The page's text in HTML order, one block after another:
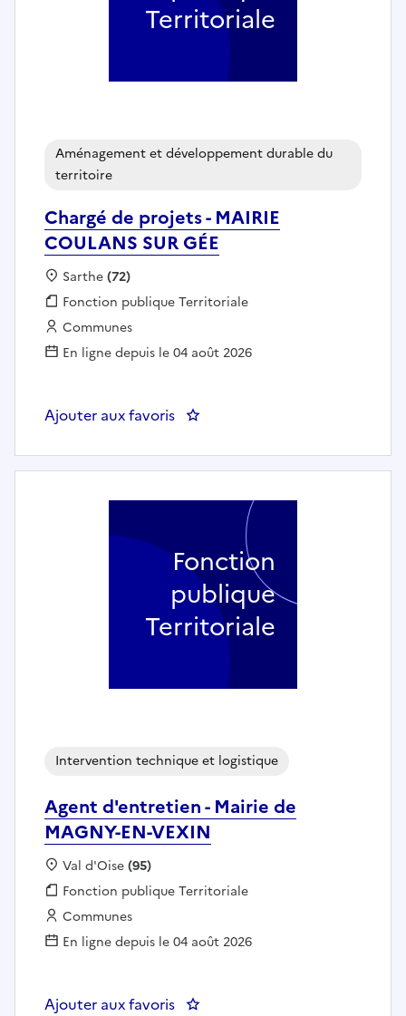
Chargé de projets - MAIRIE
COULANS SUR GÉE
Aménagement et développement durable du
territoire
Localisation :
Sarthe(72)
Fonction publique :
Fonction publique Territoriale
Employeur :
Communes
En ligne depuis le 04 août 2026
Ajouter aux favoris : Chargé de projets - MAIRIE
Territoriale
Agent d'entretien - Mairie de
MAGNY-EN-VEXIN
Intervention technique et logistique
Localisation :
Val d'Oise(95)
Fonction publique :
Fonction publique Territoriale
Employeur :
Communes
En ligne depuis le 04 août 2026
Ajouter aux favoris : Agent d'entretien - Mairie de
Fonction
publique
Territoriale